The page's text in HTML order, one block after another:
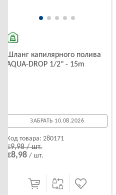
Шланг капилярного полива
AQUA-DROP 1/2" - 15m
ЗАБРАТЬ 10.08.2026
Код товара: 280171
€9,98 / шт.
€8,98/ шт.